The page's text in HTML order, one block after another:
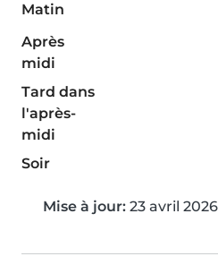
Matin
Après
midi
Tard dans
l'après-
midi
Soir
Mise à jour: 23 avril 2026